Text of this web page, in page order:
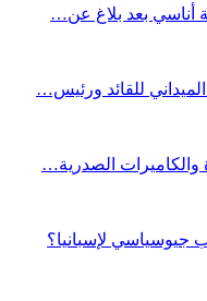
أناسي بعد بلاغ عن…
للقائد ورئيس…
والكاميرات الصدرية…
لإسبانيا؟